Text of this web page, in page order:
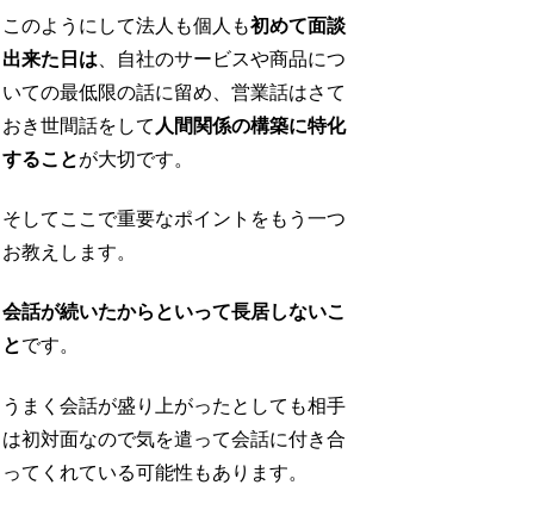
このようにして法人も個人も初めて面談
出来た日は 、自社のサービスや商品につ
いての最低限の話に留め、営業話はさて
おき世間話をして 人間関係の構築に特化
することが大切です。
そしてここで重要なポイントをもう一つ
お教えします。
会話が続いたからといって長居しないこ
とです。
うまく会話が盛り上がったとしても相手
は初対面なので気を遣って会話に付き合
ってくれている可能性もあります。